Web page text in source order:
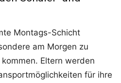
Montags-Schicht
am Morgen zu
Eltern werden
für ihre